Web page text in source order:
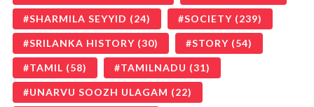
SHARMILA SEYYID (24) SOCIETY (239)
SRILANKA HISTORY (30) STORY (54)
TAMIL (58) TAMILNADU (31)
UNARVU SOOZH ULAGAM (22)